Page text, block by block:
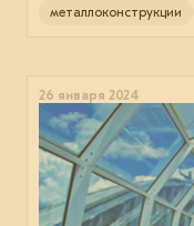
металлоконструкции
26 января 2024